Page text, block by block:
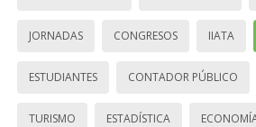
JORNADAS CONGRESOS IIATA
ESTUDIANTES CONTADOR PÚBLICO
TURISMO ESTADÍSTICA